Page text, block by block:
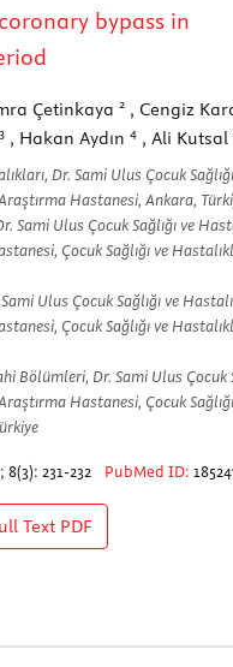
bypass in
Çetinkaya 2 , Cengiz
3 , Hakan Aydın 4 , Ali Kutsal
Dr. Sami Ulus Çocuk
Hastanesi, Ankara,
Sami Ulus Çocuk Sağlığı ve
Çocuk Sağlığı ve
Ulus Çocuk Sağlığı ve
Çocuk Sağlığı ve
Bölümleri, Dr. Sami Ulus Çocuk
Hastanesi, Çocuk
231-232 PubMed ID:
Text PDF